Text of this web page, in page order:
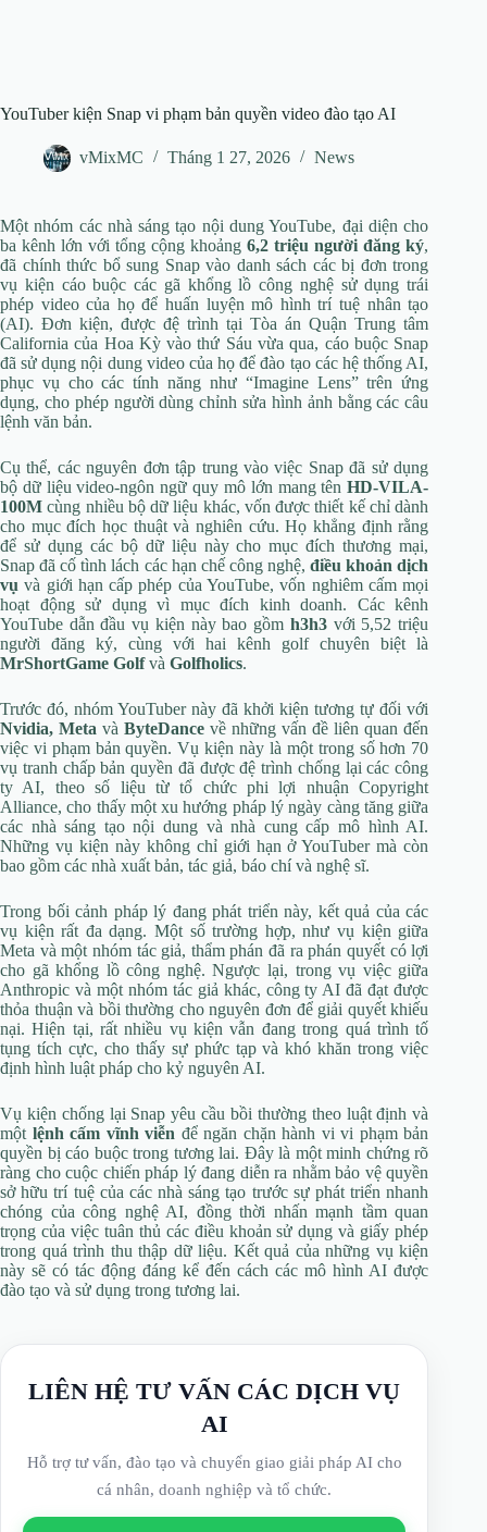
YouTuber kiện Snap vi phạm bản quyền video đào tạo AI
vMixMC Tháng 1 27, 2026 News
Một nhóm các nhà sáng tạo nội dung YouTube, đại diện cho
ba kênh lớn với tổng cộng khoảng6,2 triệu người đăng ký,
đã chính thức bổ sung Snap vào danh sách các bị đơn trong
vụ kiện cáo buộc các gã khổng lồ công nghệ sử dụng trái
phép video của họ để huấn luyện mô hình trí tuệ nhân tạo
(AI). Đơn kiện, được đệ trình tại Tòa án Quận Trung tâm
California của Hoa Kỳ vào thứ Sáu vừa qua, cáo buộc Snap
đã sử dụng nội dung video của họ để đào tạo các hệ thống AI,
phục vụ cho các tính năng như “Imagine Lens” trên ứng
dụng, cho phép người dùng chỉnh sửa hình ảnh bằng các câu
lệnh văn bản.
Cụ thể, các nguyên đơn tập trung vào việc Snap đã sử dụng
bộ dữ liệu video-ngôn ngữ quy mô lớn mang tênHD-VILA-
100M cùng nhiều bộ dữ liệu khác, vốn được thiết kế chỉ dành
cho mục đích học thuật và nghiên cứu. Họ khẳng định rằng
để sử dụng các bộ dữ liệu này cho mục đích thương mại,
Snap đã cố tình lách các hạn chế công nghệ,điều khoản dịch
vụ và giới hạn cấp phép của YouTube, vốn nghiêm cấm mọi
hoạt động sử dụng vì mục đích kinh doanh. Các kênh
YouTube dẫn đầu vụ kiện này bao gồm h3h3 với 5,52 triệu
người đăng ký, cùng với hai kênh golf chuyên biệt là
MrShortGame Golfvà Golfholics.
Trước đó, nhóm YouTuber này đã khởi kiện tương tự đối với
Nvidia, Meta vàByteDance về những vấn đề liên quan đến
việc vi phạm bản quyền. Vụ kiện này là một trong số hơn 70
vụ tranh chấp bản quyền đã được đệ trình chống lại các công
ty AI, theo số liệu từ tổ chức phi lợi nhuận Copyright
Alliance, cho thấy một xu hướng pháp lý ngày càng tăng giữa
các nhà sáng tạo nội dung và nhà cung cấp mô hình AI.
Những vụ kiện này không chỉ giới hạn ở YouTuber mà còn
bao gồm các nhà xuất bản, tác giả, báo chí và nghệ sĩ.
Trong bối cảnh pháp lý đang phát triển này, kết quả của các
vụ kiện rất đa dạng. Một số trường hợp, như vụ kiện giữa
Meta và một nhóm tác giả, thẩm phán đã ra phán quyết có lợi
cho gã khổng lồ công nghệ. Ngược lại, trong vụ việc giữa
Anthropic và một nhóm tác giả khác, công ty AI đã đạt được
thỏa thuận và bồi thường cho nguyên đơn để giải quyết khiếu
nại. Hiện tại, rất nhiều vụ kiện vẫn đang trong quá trình tố
tụng tích cực, cho thấy sự phức tạp và khó khăn trong việc
định hình luật pháp cho kỷ nguyên AI.
Vụ kiện chống lại Snap yêu cầu bồi thường theo luật định và
một lệnh cấm vĩnh viễn để ngăn chặn hành vi vi phạm bản
quyền bị cáo buộc trong tương lai. Đây là một minh chứng rõ
ràng cho cuộc chiến pháp lý đang diễn ra nhằm bảo vệ quyền
sở hữu trí tuệ của các nhà sáng tạo trước sự phát triển nhanh
chóng của công nghệ AI, đồng thời nhấn mạnh tầm quan
trọng của việc tuân thủ các điều khoản sử dụng và giấy phép
trong quá trình thu thập dữ liệu. Kết quả của những vụ kiện
này sẽ có tác động đáng kể đến cách các mô hình AI được
đào tạo và sử dụng trong tương lai.
LIÊN HỆ TƯ VẤN CÁC DỊCH VỤ
AI
Hỗ trợ tư vấn, đào tạo và chuyển giao giải pháp AI cho
cá nhân, doanh nghiệp và tổ chức.